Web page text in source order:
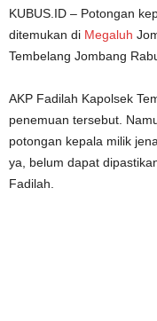
KUBUS.ID – Potongan
ditemukan di Megaluh
Tembelang Jombang
AKP Fadilah Kapolsek
penemuan tersebut.
potongan kepala milik
ya, belum dapat
Fadilah.